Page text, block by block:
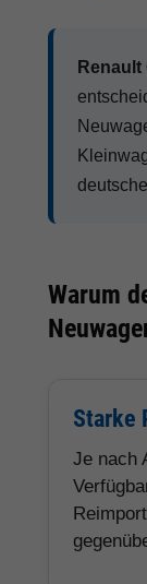
Warum
Starke
Je nach